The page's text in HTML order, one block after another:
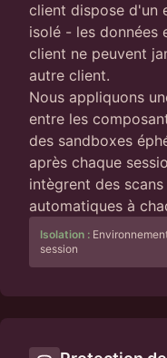
client dispose d'un
isolé - les données
client ne peuvent
autre client.
Nous appliquons
entre les
des sandboxes
après chaque
intègrent des
automatiques à
Isolation :
session